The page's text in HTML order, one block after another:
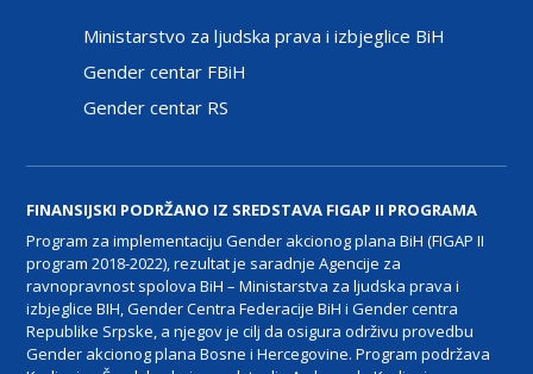
Ministarstvo za ljudska prava i izbjeglice BiH
Gender centar FBiH
Gender centar RS
FINANSIJSKI PODRŽANO IZ SREDSTAVA FIGAP II PROGRAMA
Program za implementaciju Gender akcionog plana BiH (FIGAP II
program 2018-2022), rezultat je saradnje Agencije za
ravnopravnost spolova BiH – Ministarstva za ljudska prava i
izbjeglice BIH, Gender Centra Federacije BiH i Gender centra
Republike Srpske, a njegov je cilj da osigura održivu provedbu
Gender akcionog plana Bosne i Hercegovine. Program podržava